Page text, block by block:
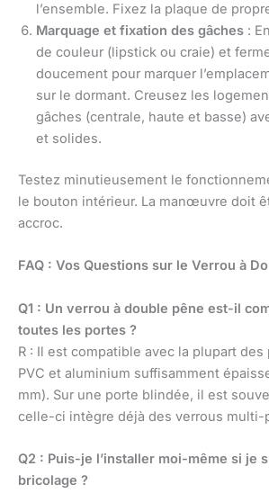
l’ensemble. Fixez la plaque de
Marquage et fixation des gâches :
de couleur (lipstick ou craie) et
doucement pour marquer
sur le dormant. Creusez les
gâches (centrale, haute et basse)
et solides.
Testez minutieusement le
le bouton intérieur. La manœuvre doit
accroc.
FAQ : Vos Questions sur le Verrou à
Q1 : Un verrou à double pêne est-il
toutes les portes ?
R : Il est compatible avec la plupart
PVC et aluminium suffisamment
mm). Sur une porte blindée, il est
celle-ci intègre déjà des verrous multi-
Q2 : Puis-je l’installer moi-même si je
bricolage ?